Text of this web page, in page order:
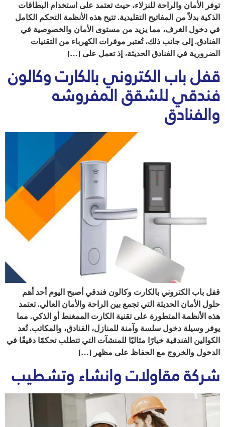
توفر الأمان والراحة للنزلاء، حيث تعتمد على استخدام البطاقات
الذكية بدلاً من المفاتيح التقليدية. تتيح هذه الأنظمة التحكم الكامل
في دخول الغرف، مما يزيد من مستوى الأمان والخصوصية في
الفنادق. إلى جانب ذلك، تُعتبر موفرات الكهرباء من التقنيات
الضرورية في الفنادق الحديثة، إذ تعمل على […]
قفل باب الكتروني بالكارت وكالون
فندقي للشقق المفروشه
والفنادق
قفل باب الكتروني بالكارت وكالون فندقي أصبح اليوم أحد أهم
حلول الأمان الحديثة التي تجمع بين الراحة والأمان العالي. تعتمد
هذه الأنظمة المتطورة على تقنية الكارت الممغنط أو الذكي. مما
يوفر وسيلة دخول سلسة وآمنة للمنازل، الفنادق، والمكاتب. تُعد
الكوالين الفندقية خيارًا مثاليًا للمنشآت التي تتطلب تحكمًا دقيقًا في
الدخول والخروج مع الحفاظ على مظهر […]
شركة مقاولات وانشاء وتشطيب